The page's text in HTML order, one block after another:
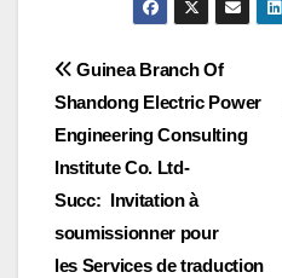
Navigation
de
l’article
Guinea Branch Of
Shandong Electric Power
Engineering Consulting
Institute Co. Ltd-
Succ: Invitation à
soumissionner pour
les Services de traduction